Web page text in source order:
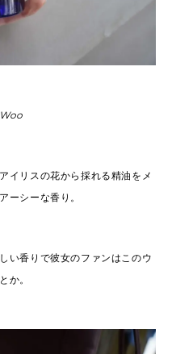
イリスの花から採れる精油をメ
ーシーな香り。
い香りで彼女のファンはこのウ
か。